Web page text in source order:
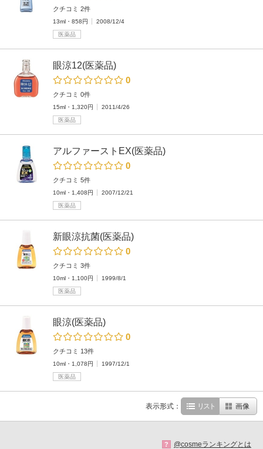
クチコミ 2件
13ml・858円
2008/12/4
医薬品
眼涼12(医薬品)
0
クチコミ 0件
15ml・1,320円
2011/4/26
医薬品
アルファーストEX(医薬品)
0
クチコミ 5件
10ml・1,408円
2007/12/21
医薬品
新眼涼抗菌(医薬品)
0
クチコミ 3件
10ml・1,100円
1999/8/1
医薬品
眼涼(医薬品)
0
クチコミ 13件
10ml・1,078円
1997/12/1
医薬品
表示形式： リスト 画像
? @cosmeランキングとは